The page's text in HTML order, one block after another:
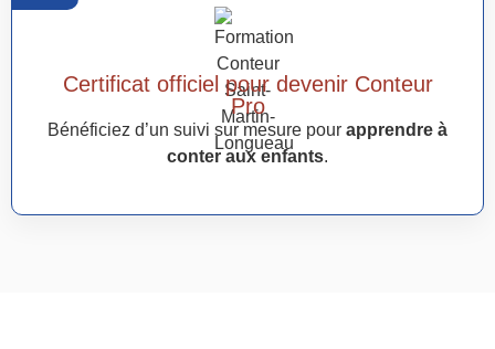
Certificat officiel pour devenir Conteur
Pro
Bénéficiez d’un suivi sur mesure pour apprendre à
conter aux enfants.